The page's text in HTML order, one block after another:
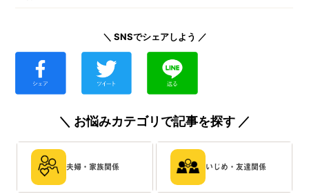
＼ SNSでシェアしよう ／
＼ お悩みカテゴリで記事を探す ／
夫婦・家族関係 いじめ・友達関係